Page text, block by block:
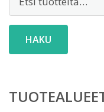
HAKU